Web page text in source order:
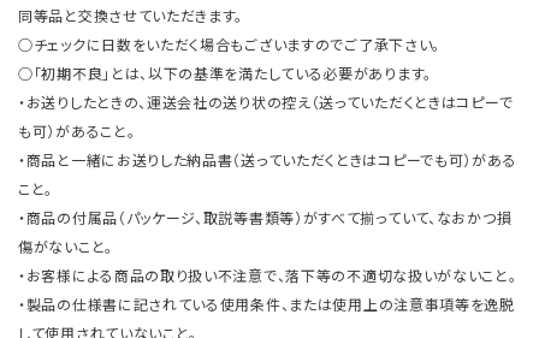
同等品と交換させていただきます。
○チェックに日数をいただく場合もございますのでご了承下さい。
○「初期不良」とは、以下の基準を満たしている必要があります。
・お送りしたときの、運送会社の送り状の控え（送っていただくときはコピーで
も可）があること。
・商品と一緒にお送りした納品書（送っていただくときはコピーでも可）がある
こと。
・商品の付属品（パッケージ、取説等書類等）がすべて揃っていて、なおかつ損
傷がないこと。
・お客様による商品の取り扱い不注意で、落下等の不適切な扱いがないこと。
・製品の仕様書に記されている使用条件、または使用上の注意事項等を逸脱
して使用されていないこと。